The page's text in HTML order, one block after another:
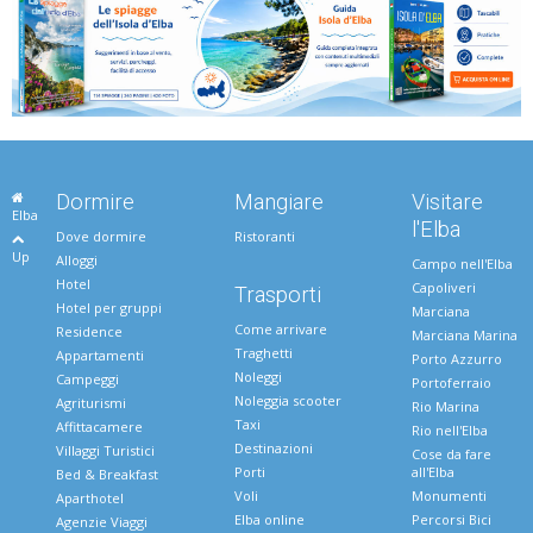
Elba
Up
Dormire
Dove dormire
Alloggi
Hotel
Hotel per gruppi
Residence
Appartamenti
Campeggi
Agriturismi
Affittacamere
Villaggi Turistici
Bed & Breakfast
Aparthotel
Agenzie Viaggi
Mangiare
Ristoranti
Trasporti
Come arrivare
Traghetti
Noleggi
Noleggia scooter
Taxi
Destinazioni
Porti
Voli
Elba online
Visitare
l'Elba
Campo nell'Elba
Capoliveri
Marciana
Marciana Marina
Porto Azzurro
Portoferraio
Rio Marina
Rio nell'Elba
Cose da fare
all'Elba
Monumenti
Percorsi Bici